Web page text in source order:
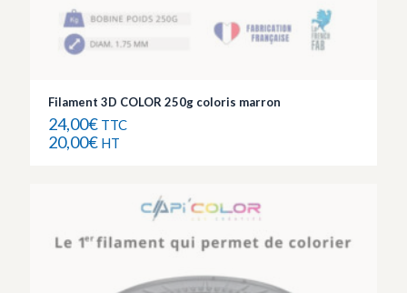
Filament 3D COLOR 250g coloris marron
24,00€ TTC
20,00€ HT